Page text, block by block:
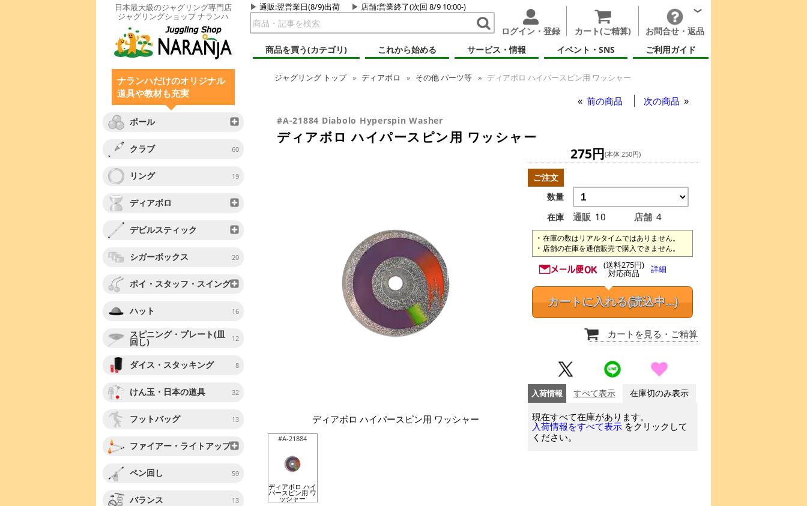
日本最大級のジャグリング専門店
ジャグリングショップ ナランハ
通販:翌営業日(8/9)出荷 店舗:営業終了(次回 8/9 10:00-)
ログイン・登録 カート(ご精算)
お問合せ・返品
商品を買う(カテゴリ)
これから始める サービス・情報 イベント・SNS ご利用ガイド
ナランハだけのオリジナル
道具や教材も充実
ボール
クラブ 60
リング 19
ディアボロ
デビルスティック
シガーボックス 20
ポイ・スタッフ・スイング
ハット 16
スピニング・プレート(皿
回し) 12
ダイス・スタッキング 8
けん玉・日本の道具 32
フットバッグ 13
ファイアー・ライトアップ
ペン回し 59
バランス 13
ジャグリング トップ ディアボロ その他 パーツ等 ディアボロ ハイパースピン用 ワッシャー
前の商品 次の商品
#A-21884 Diabolo Hyperspin Washer
ディアボロ ハイパースピン用 ワッシャー
ディアボロ ハイパースピン用 ワッシャー
#A-21884
ディアボロ ハイ
パースピン用 ワ
ッシャー
275円(本体 250円)
ご注文
数量
在庫
通販 10 店舗 4
在庫の数はリアルタイムではありません。
店舗の在庫を通信販売で購入できません。
(送料275円)
対応商品 詳細
カートに入れる(読込中...)
カートを見る ・ご精算
入荷情報 すべて表示 在庫切のみ表示
現在すべて在庫があります。
入荷情報をすべて表示 をクリックして
ください。